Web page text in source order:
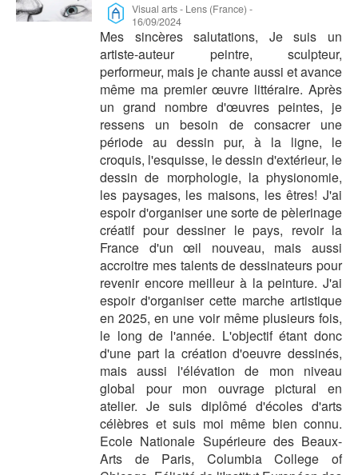
Visual arts- Lens (France) -
16/09/2024
Mes sincères salutations, Je suis un
artiste-auteur peintre, sculpteur,
performeur, mais je chante aussi et avance
même ma premier œuvre littéraire. Après
un grand nombre d'œuvres peintes, je
ressens un besoin de consacrer une
période au dessin pur, à la ligne, le
croquis, l'esquisse, le dessin d'extérieur, le
dessin de morphologie, la physionomie,
les paysages, les maisons, les êtres! J'ai
espoir d'organiser une sorte de pèlerinage
créatif pour dessiner le pays, revoir la
France d'un œil nouveau, mais aussi
accroitre mes talents de dessinateurs pour
revenir encore meilleur à la peinture. J'ai
espoir d'organiser cette marche artistique
en 2025, en une voir même plusieurs fois,
le long de l'année. L'objectif étant donc
d'une part la création d'oeuvre dessinés,
mais aussi l'élévation de mon niveau
global pour mon ouvrage pictural en
atelier. Je suis diplômé d'écoles d'arts
célèbres et suis moi même bien connu.
Ecole Nationale Supérieure des Beaux-
Arts de Paris, Columbia College of